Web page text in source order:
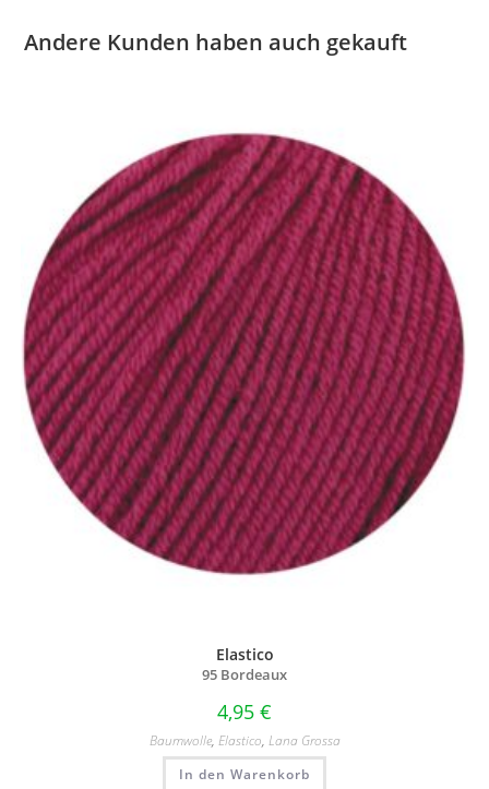
Andere Kunden haben auch gekauft
Elastico
95 Bordeaux
4,95 €
Baumwolle, Elastico, Lana Grossa
In den Warenkorb